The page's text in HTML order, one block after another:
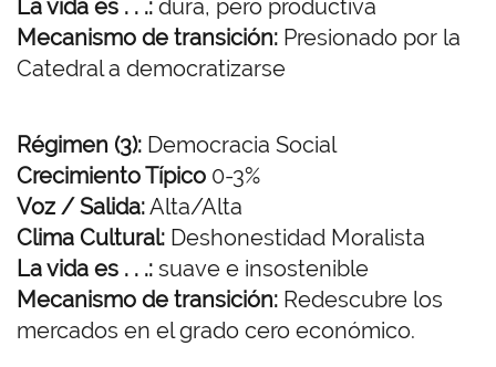
La vida es . . .: dura, pero productiva
Mecanismo de transición: Presionado por la
Catedral a democratizarse
Régimen (3): Democracia Social
Crecimiento Típico 0-3%
Voz / Salida:Alta/Alta
Clima Cultural: Deshonestidad Moralista
La vida es . . .: suave e insostenible
Mecanismo de transición: Redescubre los
mercados en el grado cero económico.